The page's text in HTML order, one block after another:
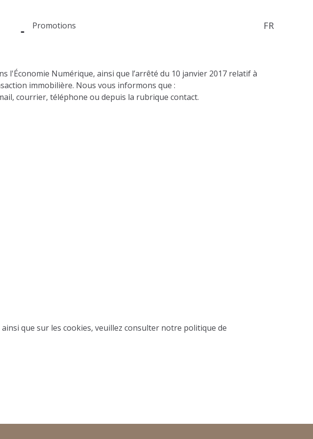
Promotions FR
l'Économie Numérique, ainsi que l’arrêté du 10 janvier 2017 relatif à
immobilière. Nous vous informons que :
courrier, téléphone ou depuis la rubrique contact.
que sur les cookies, veuillez consulter notre politique de